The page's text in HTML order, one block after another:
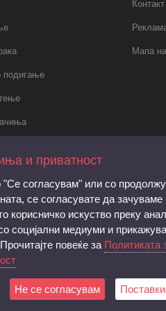
подигање
пораки,
на субјектот
на обработката на
за директен
Контакт
Мапа на
и приватност
"Се согласувам" или со
се согласувате да
корисничко искуство преку
социјални медиуми и
повеќе за Политиката
Не се согласувам